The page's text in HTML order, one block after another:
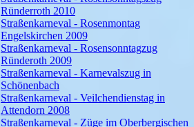
Ründerroth 2010
Straßenkarneval - Rosenmontag
Engelskirchen 2009
Straßenkarneval - Rosensonntagzug
Ründeroth 2009
Straßenkarneval - Karnevalszug in
Schönenbach
Straßenkarneval - Veilchendienstag in
Attendorn 2008
Straßenkarneval - Züge im Oberbergischen